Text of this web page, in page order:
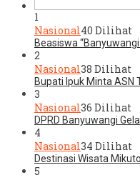
1
Nasional40 Dilihat
Beasiswa “Banyuwangi
2
Nasional38 Dilihat
Bupati Ipuk Minta ASN
3
Nasional36 Dilihat
DPRD Banyuwangi
4
Nasional34 Dilihat
Destinasi Wisata
5